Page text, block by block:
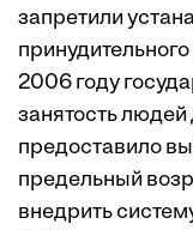
запретили
2006 году
занятость людей
предоставило
предельный
внедрить